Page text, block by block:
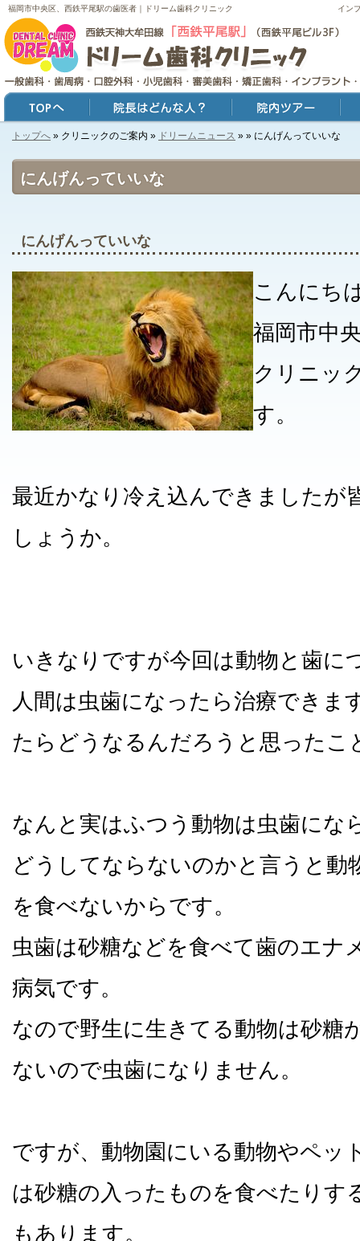
にんげんっていいな
イン
福岡市中央区、西鉄平尾駅の歯医者｜ドリーム歯科クリニック
トップへ » クリニックのご案内 » ドリームニュース » » にんげんっていいな
にんげんっていいな
こんにち
福岡市中
クリニッ
す。
最近かなり冷え込んできましたが
しょうか。
いきなりですが今回は動物と歯に
人間は虫歯になったら治療できま
たらどうなるんだろうと思ったこ
なんと実はふつう動物は虫歯にな
どうしてならないのかと言うと動
を食べないからです。
虫歯は砂糖などを食べて歯のエナ
病気です。
なので野生に生きてる動物は砂糖
ないので虫歯になりません。
ですが、動物園にいる動物やペッ
は砂糖の入ったものを食べたりす
もあります。
トップ 院長はどんな人？